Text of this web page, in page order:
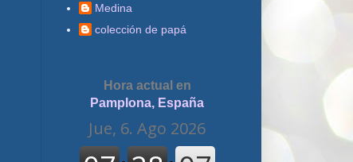
Medina
colección de papá
Hora actual en
Pamplona, España